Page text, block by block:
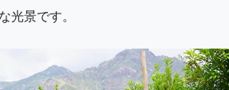
光景です。